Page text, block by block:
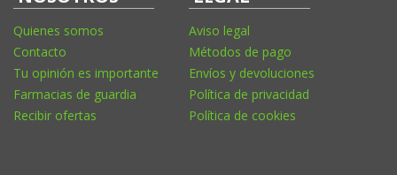
Quienes somos
Contacto
Tu opinión es importante
Farmacias de guardia
Recibir ofertas
Aviso legal
Métodos de pago
Envíos y devoluciones
Política de privacidad
Política de cookies